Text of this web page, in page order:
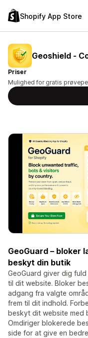
Shopify App Store
Geoshield ‑
Priser
Mulighed for gratis
GeoGuard – bloker
beskyt din butik
GeoGuard giver dig
til dit website. Bloker
adgang fra valgte
frem til dit indhold.
beskyt dit website med
Omdiriger blokerede
side for at give en